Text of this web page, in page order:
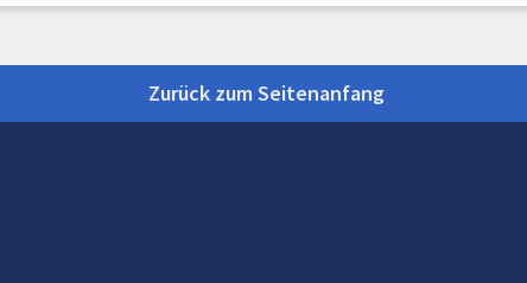
Batterielebensdauer (GPS-Modus)
Zurück zum Seitenanfang